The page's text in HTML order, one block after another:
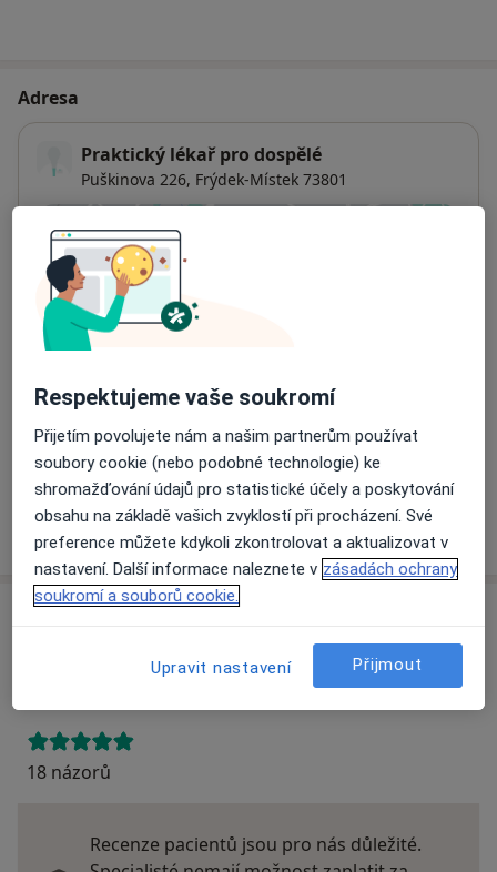
Adresa
Praktický lékař pro dospělé
Puškinova 226, Frýdek-Místek 73801
Dostupnost
Na této adrese online kalendář není aktivní
Co mám v takové situaci udělat?
Způsoby platby (soukromé návštěvy)
Na teto adrese lékař přijímá pacienty na pojišťovnu
Detaily
Víceo adrese
Přidejte svůj názor
18 názorů
Recenze pacientů jsou pro nás důležité.
Respektujeme vaše soukromí
Přijetím povolujete nám a našim partnerům používat
soubory cookie (nebo podobné technologie) ke
shromažďování údajů pro statistické účely a poskytování
obsahu na základě vašich zvyklostí při procházení. Své
preference můžete kdykoli zkontrolovat a aktualizovat v
nastavení. Další informace naleznete v zásadách ochrany
soukromí a souborů cookie.
Upravit nastavení Přijmout